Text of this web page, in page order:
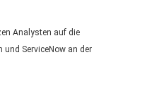
Analysten auf die
ServiceNow an der